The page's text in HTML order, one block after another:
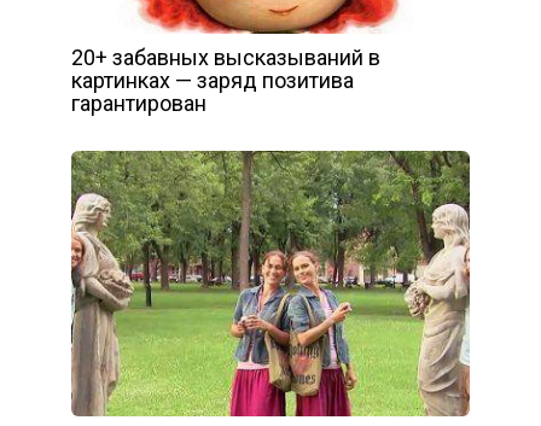
20+ забавных высказываний в
картинках — заряд позитива
гарантирован